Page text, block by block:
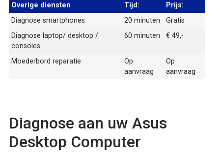
Overige diensten Tijd:
Prijs:
Diagnose smartphones
20 minuten
Gratis
Diagnose laptop/ desktop /
consoles
60 minuten € 49,-
Moederbord reparatie
Op
aanvraag
Op
aanvraag
Diagnose aan uw Asus
Desktop Computer